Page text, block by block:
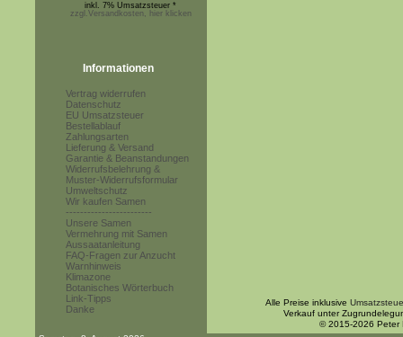
inkl. 7% Umsatzsteuer *
zzgl.Versandkosten, hier klicken
Informationen
Vertrag widerrufen
Datenschutz
EU Umsatzsteuer
Bestellablauf
Zahlungsarten
Lieferung & Versand
Garantie & Beanstandungen
Widerrufsbelehrung &
Muster-Widerrufsformular
Umweltschutz
Wir kaufen Samen
------------------------
Unsere Samen
Vermehrung mit Samen
Aussaatanleitung
FAQ-Fragen zur Anzucht
Warnhinweis
Klimazone
Botanisches Wörterbuch
Link-Tipps
Danke
Alle Preise inklusive
Verkauf unter
© 2015-2026 Peter